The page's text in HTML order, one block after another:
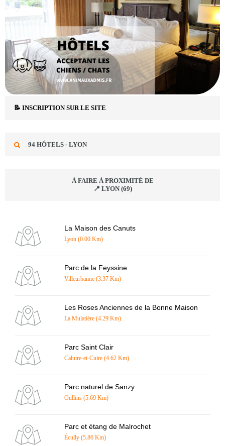
📝 INSCRIPTION SUR LE SITE
94 HÔTELS - LYON
À FAIRE À PROXIMITÉ DE
📍 LYON (69)
La Maison des Canuts
Lyon (0.00 Km)
Parc de la Feyssine
Villeurbanne (3.37 Km)
Les Roses Anciennes de la Bonne Maison
La Mulatière (4.29 Km)
Parc Saint Clair
Caluire-et-Cuire (4.62 Km)
Parc naturel de Sanzy
Oullins (5.69 Km)
Parc et étang de Malrochet
Écully (5.86 Km)